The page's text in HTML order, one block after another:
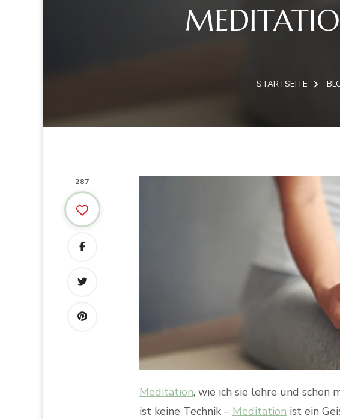
STARTSEITE
287
Meditation, wie ich sie lehre und schon
ist keine Technik – Meditation ist ein